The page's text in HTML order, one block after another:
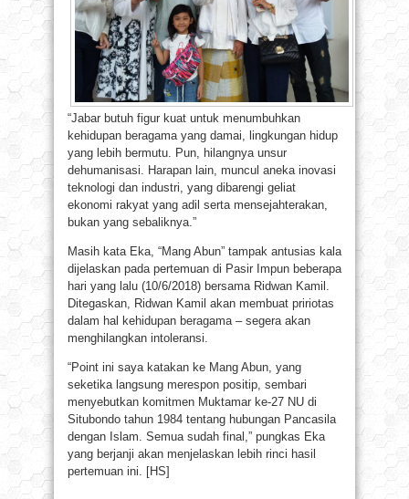
“Jabar butuh figur kuat untuk menumbuhkan
kehidupan beragama yang damai, lingkungan hidup
yang lebih bermutu. Pun, hilangnya unsur
dehumanisasi. Harapan lain, muncul aneka inovasi
teknologi dan industri, yang dibarengi geliat
ekonomi rakyat yang adil serta mensejahterakan,
bukan yang sebaliknya.”
Masih kata Eka, “Mang Abun” tampak antusias kala
dijelaskan pada pertemuan di Pasir Impun beberapa
hari yang lalu (10/6/2018) bersama Ridwan Kamil.
Ditegaskan, Ridwan Kamil akan membuat pririotas
dalam hal kehidupan beragama – segera akan
menghilangkan intoleransi.
“Point ini saya katakan ke Mang Abun, yang
seketika langsung merespon positip, sembari
menyebutkan komitmen Muktamar ke-27 NU di
Situbondo tahun 1984 tentang hubungan Pancasila
dengan Islam. Semua sudah final,” pungkas Eka
yang berjanji akan menjelaskan lebih rinci hasil
pertemuan ini. [HS]